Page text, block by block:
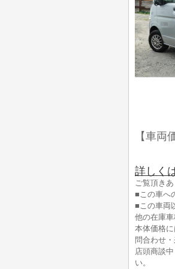
【車両
詳しく
ご覧頂きあ
■この車へ
■この車両
他の在庫
本体価格
問合わせ
店頭商談
い。